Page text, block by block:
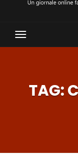
Toggle
Navigation
TAG: